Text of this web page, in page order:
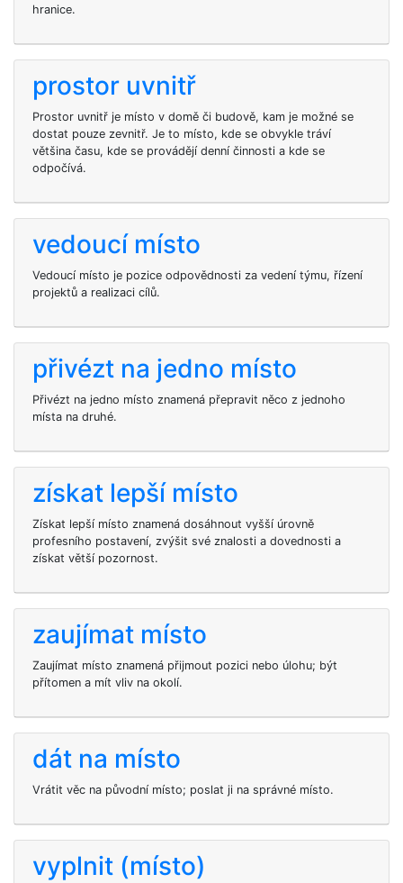
hranice.
prostor uvnitř
Prostor uvnitř je místo v domě či budově, kam je možné se
dostat pouze zevnitř. Je to místo, kde se obvykle tráví
většina času, kde se provádějí denní činnosti a kde se
odpočívá.
vedoucí místo
Vedoucí místo je pozice odpovědnosti za vedení týmu, řízení
projektů a realizaci cílů.
přivézt na jedno místo
Přivézt na jedno místo znamená přepravit něco z jednoho
místa na druhé.
získat lepší místo
Získat lepší místo znamená dosáhnout vyšší úrovně
profesního postavení, zvýšit své znalosti a dovednosti a
získat větší pozornost.
zaujímat místo
Zaujímat místo znamená přijmout pozici nebo úlohu; být
přítomen a mít vliv na okolí.
dát na místo
Vrátit věc na původní místo; poslat ji na správné místo.
vyplnit (místo)